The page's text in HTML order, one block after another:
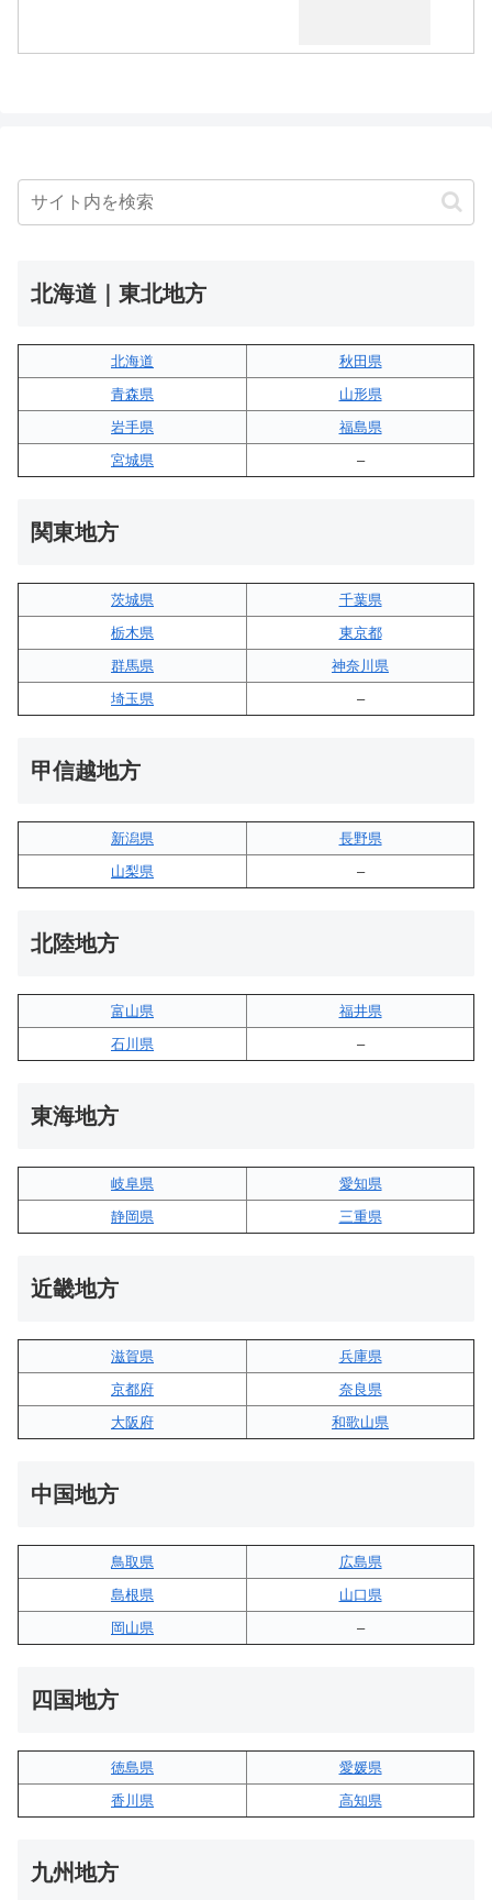
北海道｜東北地方
北海道
秋田県
青森県
山形県
岩手県
福島県
宮城県
–
関東地方
茨城県
千葉県
栃木県
東京都
群馬県
神奈川県
埼玉県
–
甲信越地方
新潟県
長野県
山梨県
–
北陸地方
富山県
福井県
石川県
–
東海地方
岐阜県
愛知県
静岡県
三重県
近畿地方
滋賀県
兵庫県
京都府
奈良県
大阪府
和歌山県
中国地方
鳥取県
広島県
島根県
山口県
岡山県
–
四国地方
徳島県
愛媛県
香川県
高知県
九州地方